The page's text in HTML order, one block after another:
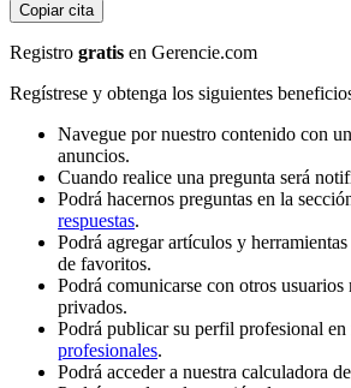
Copiar cita
Registro gratis en Gerencie.com
Regístrese y obtenga los siguientes
Navegue por nuestro contenido con
anuncios.
Cuando realice una pregunta será
Podrá hacernos preguntas en la
respuestas.
Podrá agregar artículos y
de favoritos.
Podrá comunicarse con otros usuarios
privados.
Podrá publicar su perfil profesional en
profesionales.
Podrá acceder a nuestra calculadora